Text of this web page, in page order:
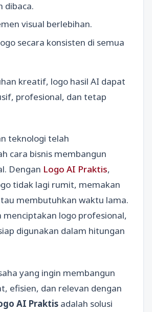
dibaca.
visual berlebihan.
secara konsisten di semua
kreatif, logo hasil AI dapat
profesional, dan tetap
teknologi telah
cara bisnis membangun
Dengan Logo AI Praktis,
tidak lagi rumit, memakan
membutuhkan waktu lama.
menciptakan logo profesional,
digunakan dalam hitungan
yang ingin membangun
efisien, dan relevan dengan
AI Praktis adalah solusi